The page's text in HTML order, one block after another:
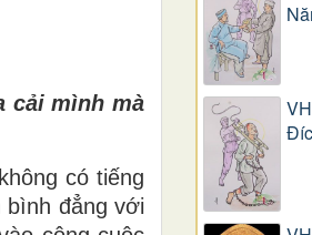
cải mình mà
có tiếng
bình đẳng với